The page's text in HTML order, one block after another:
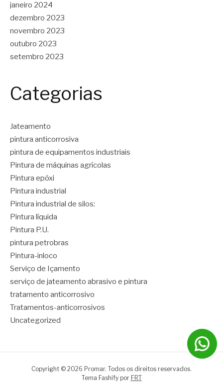
janeiro 2024
dezembro 2023
novembro 2023
outubro 2023
setembro 2023
Categorias
Jateamento
pintura anticorrosiva
pintura de equipamentos industriais
Pintura de máquinas agrícolas
Pintura epóxi
Pintura industrial
Pintura industrial de silos:
Pintura líquida
Pintura P.U.
pintura petrobras
Pintura-inloco
Serviço de Içamento
serviço de jateamento abrasivo e pintura
tratamento anticorrosivo
Tratamentos-anticorrosivos
Uncategorized
Copyright © 2026 Promar. Todos os direitos reservados.
Tema Fashify por FRT